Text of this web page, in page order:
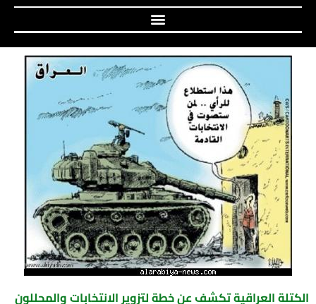
الكتلة العراقية تكشف عن خطة لتزوير الانتخابات والمحللون